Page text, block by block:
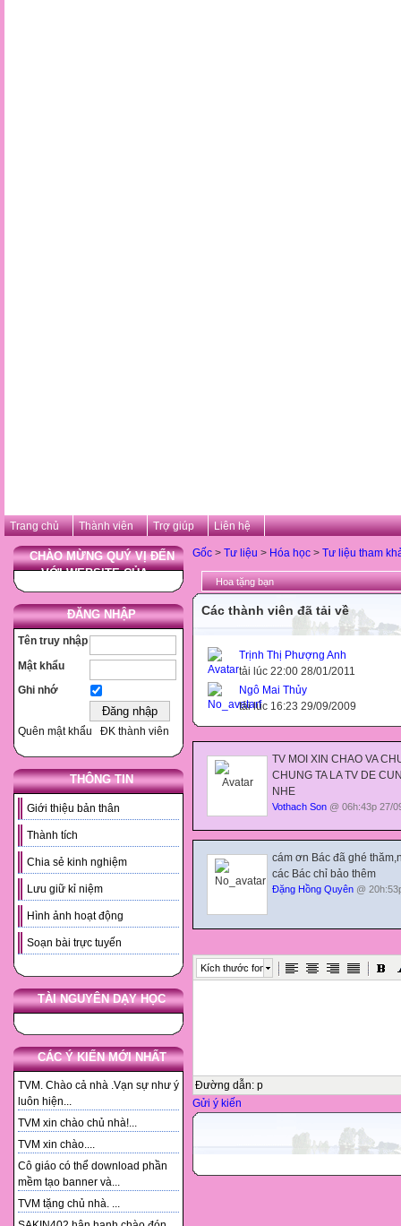
Trang chủ Thành viên Trợ giúp Liên hệ
CHÀO MỪNG QUÝ VỊ ĐẾN
VỚI WEBSITE CỦA ...
ĐĂNG NHẬP
Tên truy nhập
Mật khẩu
Ghi nhớ
Quên mật khẩu ĐK thành viên
THÔNG TIN
Giới thiệu bản thân
Thành tích
Chia sẻ kinh nghiệm
Lưu giữ kỉ niệm
Hình ảnh hoạt động
Soạn bài trực tuyến
TÀI NGUYÊN DẠY HỌC
CÁC Ý KIẾN MỚI NHẤT
TVM. Chào cả nhà .Vạn sự như ý
luôn hiện...
TVM xin chào chủ nhà!...
TVM xin chào....
Cô giáo có thể download phần
mềm tạo banner và...
TVM tặng chủ nhà. ...
Gốc > Tư liệu > Hóa học > Tư liệu tham
Hoa tặng bạn
Các thành viên đã tải về
Trịnh Thị Phượng Anh
tải lúc 22:00 28/01/2011
Ngô Mai Thủy
tải lúc 16:23 29/09/2009
TV MOI XIN CHAO VA
CHUNG TA LA TV DE
NHE
Vothach Son @ 06h:43p 27/
cám ơn Bác đã ghé
các Bác chỉ bảo thêm
Đặng Hồng Quyên @
Kích thước font
Đường dẫn: p
Gửi ý kiến